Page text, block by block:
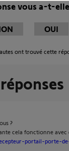
vous a-t-
OUI
ont trouvé cette
?
cela fonctionne avec
portail-porte-de-